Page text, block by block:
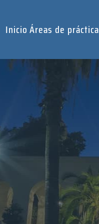
InicioÁreas de práctica